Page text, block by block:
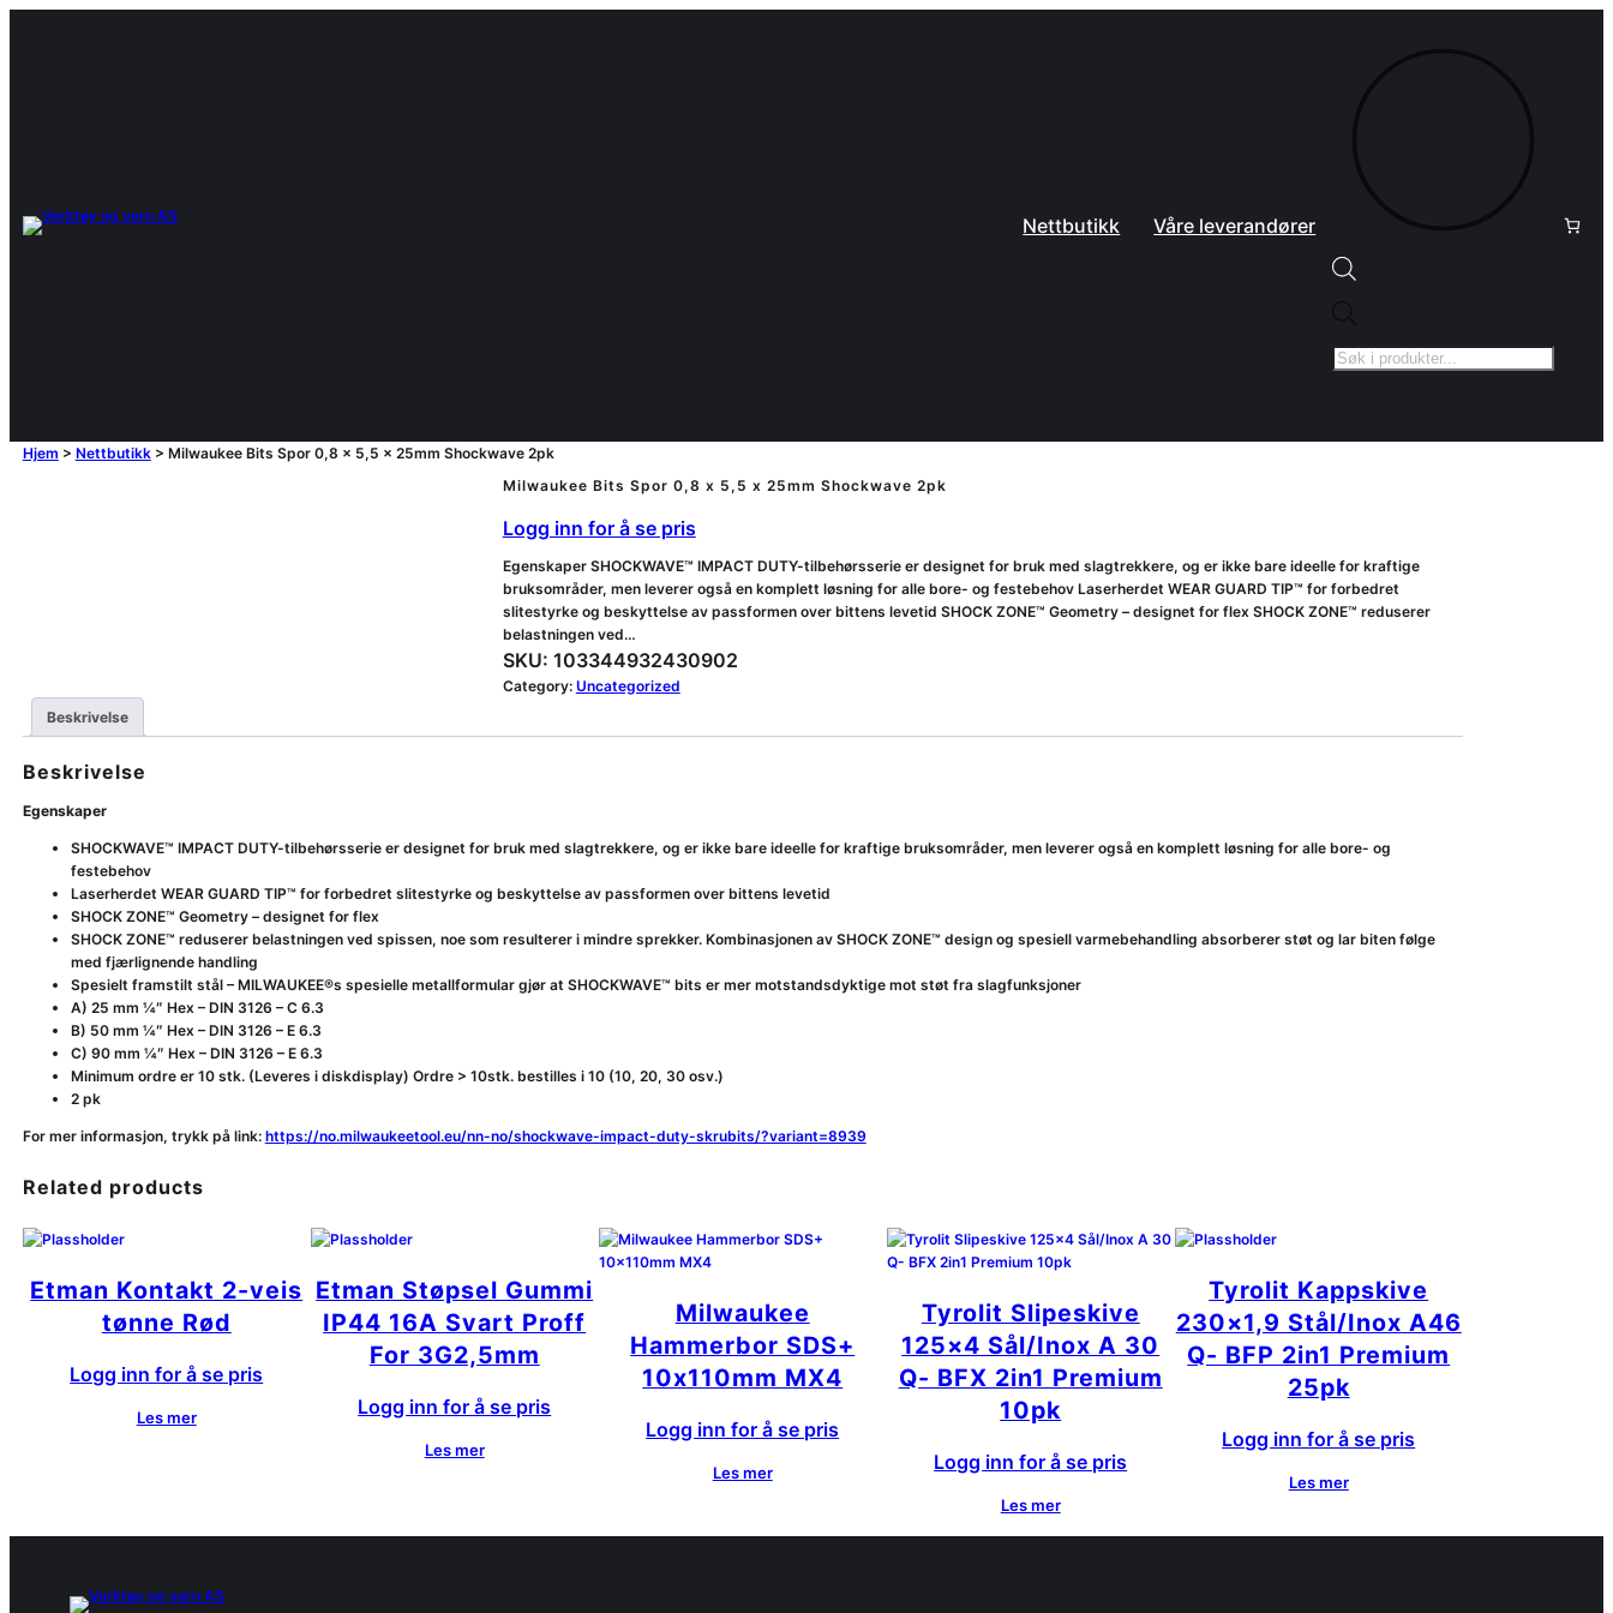
Nettbutikk Våre leverandører
Products
Hjem > Nettbutikk> Milwaukee Bits Spor 0,8 x 5,5 x 25mm Shockwave 2pk
Milwaukee Bits Spor 0,8 x 5,5 x 25mm Shockwave 2pk
Logg inn for å se pris
Egenskaper SHOCKWAVE™ IMPACT DUTY-tilbehørsserie er designet for bruk med slagtrekkere, og er ikke bare ideelle for kraftige
bruksområder, men leverer også en komplett løsning for alle bore- og festebehov Laserherdet WEAR GUARD TIP™ for forbedret
slitestyrke og beskyttelse av passformen over bittens levetid SHOCK ZONE™ Geometry – designet for flex SHOCK ZONE™ reduserer
belastningen ved…
SKU: 103344932430902
Category: Uncategorized
Beskrivelse
Beskrivelse
Egenskaper
SHOCKWAVE™ IMPACT DUTY-tilbehørsserie er designet for bruk med slagtrekkere, og er ikke bare ideelle for kraftige bruksområder, men leverer også en komplett løsning for alle bore- og
festebehov
Laserherdet WEAR GUARD TIP™ for forbedret slitestyrke og beskyttelse av passformen over bittens levetid
SHOCK ZONE™ Geometry – designet for flex
SHOCK ZONE™ reduserer belastningen ved spissen, noe som resulterer i mindre sprekker. Kombinasjonen av SHOCK ZONE™ design og spesiell varmebehandling absorberer støt og lar biten følge
med fjærlignende handling
Spesielt framstilt stål – MILWAUKEE®s spesielle metallformular gjør at SHOCKWAVE™ bits er mer motstandsdyktige mot støt fra slagfunksjoner
A) 25 mm ¼″ Hex – DIN 3126 – C 6.3
B) 50 mm ¼″ Hex – DIN 3126 – E 6.3
C) 90 mm ¼″ Hex – DIN 3126 – E 6.3
Minimum ordre er 10 stk. (Leveres i diskdisplay) Ordre > 10stk. bestilles i 10 (10, 20, 30 osv.)
2 pk
For mer informasjon, trykk på link: https://no.milwaukeetool.eu/nn-no/shockwave-impact-duty-skrubits/?variant=8939
Related products
Etman Kontakt 2-veis
tønne Rød
Logg inn for å se pris
Les mer
Etman Støpsel Gummi
IP44 16A Svart Proff
For 3G2,5mm
Logg inn for å se pris
Les mer
Milwaukee
Hammerbor SDS+
10x110mm MX4
Logg inn for å se pris
Les mer
Tyrolit Slipeskive
125×4 Sål/Inox A 30
Q- BFX 2in1 Premium
10pk
Logg inn for å se pris
Les mer
Tyrolit Kappskive
230×1,9 Stål/Inox A46
Q- BFP 2in1 Premium
25pk
Logg inn for å se pris
Les mer